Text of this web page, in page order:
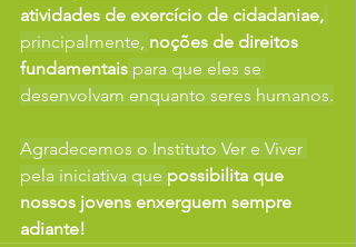
atividades de exercício de cidadaniae,
principalmente, noções de direitos
fundamentais para que eles se
desenvolvam enquanto seres humanos.
Agradecemos o Instituto Ver e Viver
pela iniciativa que possibilita que
nossos jovens enxerguem sempre
adiante!